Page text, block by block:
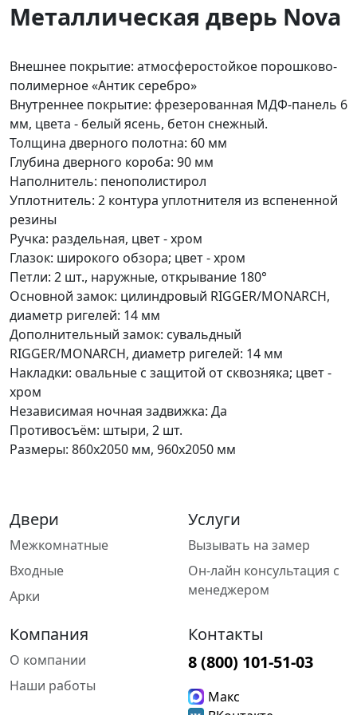
Металлическая дверь Nova
Внешнее покрытие: атмосферостойкое порошково-
полимерное «Антик серебро»
Внутреннее покрытие: фрезерованная МДФ-панель 6
мм, цвета - белый ясень, бетон снежный.
Толщина дверного полотна: 60 мм
Глубина дверного короба: 90 мм
Наполнитель: пенополистирол
Уплотнитель: 2 контура уплотнителя из вспененной
резины
Ручка: раздельная, цвет - хром
Глазок: широкого обзора; цвет - хром
Петли: 2 шт., наружные, открывание 180°
Основной замок: цилиндровый RIGGER/MONARCH,
диаметр ригелей: 14 мм
Дополнительный замок: сувальдный
RIGGER/MONARCH, диаметр ригелей: 14 мм
Накладки: овальные с защитой от сквозняка; цвет -
хром
Независимая ночная задвижка: Да
Противосъём: штыри, 2 шт.
Размеры: 860х2050 мм, 960х2050 мм
Двери
Межкомнатные
Входные
Арки
Услуги
Вызывать на замер
Он-лайн консультация с
менеджером
Компания
О компании
Наши работы
Контакты
8 (800) 101-51-03
Макс